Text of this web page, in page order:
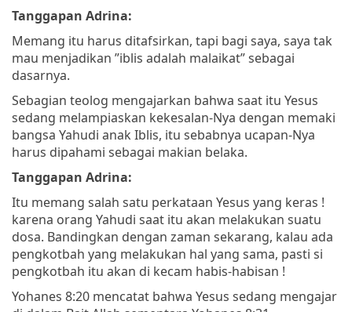
Tanggapan Adrina:
Memang itu harus ditafsirkan, tapi bagi saya, saya tak
mau menjadikan ”iblis adalah malaikat” sebagai
dasarnya.
Sebagian teolog mengajarkan bahwa saat itu Yesus
sedang melampiaskan kekesalan-Nya dengan memaki
bangsa Yahudi anak Iblis, itu sebabnya ucapan-Nya
harus dipahami sebagai makian belaka.
Tanggapan Adrina:
Itu memang salah satu perkataan Yesus yang keras !
karena orang Yahudi saat itu akan melakukan suatu
dosa. Bandingkan dengan zaman sekarang, kalau ada
pengkotbah yang melakukan hal yang sama, pasti si
pengkotbah itu akan di kecam habis-habisan !
Yohanes 8:20 mencatat bahwa Yesus sedang mengajar